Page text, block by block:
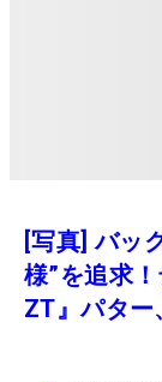
[写真] バッ
様”を追求
ZT』パター